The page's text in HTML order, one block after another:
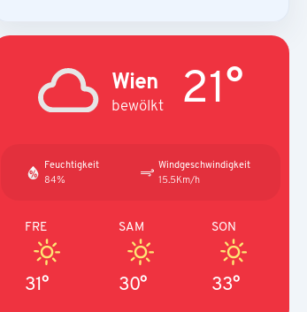
Wien
bewölkt 21°
Feuchtigkeit
84%
Windgeschwindigkeit
15.5Km/h
FRE
31°
SAM
30°
SON
33°